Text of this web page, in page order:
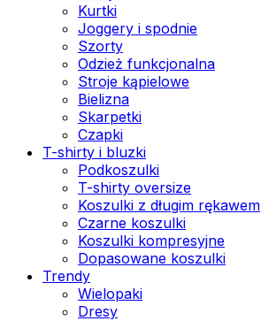
Kurtki
Joggery i spodnie
Szorty
Odzież funkcjonalna
Stroje kąpielowe
Bielizna
Skarpetki
Czapki
T-shirty i bluzki
Podkoszulki
T-shirty oversize
Koszulki z długim rękawem
Czarne koszulki
Koszulki kompresyjne
Dopasowane koszulki
Trendy
Wielopaki
Dresy